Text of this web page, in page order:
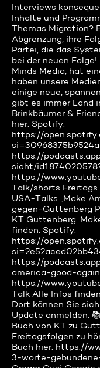
Interviews
Inhalte und
Themas Migration?
Abgrenzung, ihre
Partei, die das
bei der neuen
Minds Media, hat
haben unsere
einige neue,
gibt es immer Land
Brinkbäumer &
hier: Spotify:
https://
https://
sicht/
https://
Talk/shorts Freitags
USA-Talks „Make
gegen-Guttenberg
KT Guttenberg.
finden: Spotify:
https://
https://
america-good-
https://
Talk Alle Infos
Dort können Sie
Update anmelden.
Buch von KT zu
Freitagsfolgen zu
Buch hier: https://
3-worte-